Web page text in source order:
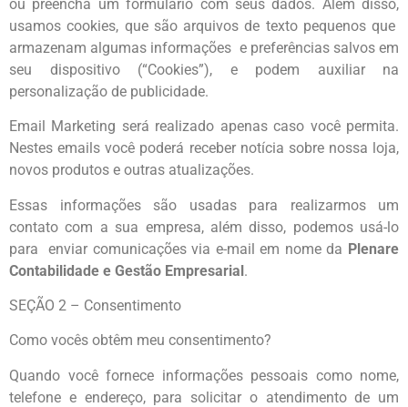
ou preencha um formulário com seus dados. Além disso,
usamos cookies, que são arquivos de texto pequenos que
armazenam algumas informações e preferências salvos em
seu dispositivo (“Cookies”), e podem auxiliar na
personalização de publicidade.
Email Marketing será realizado apenas caso você permita.
Nestes emails você poderá receber notícia sobre nossa loja,
novos produtos e outras atualizações.
Essas informações são usadas para realizarmos um
contato com a sua empresa, além disso, podemos usá-lo
para enviar comunicações via e-mail em nome da Plenare
Contabilidade e Gestão Empresarial.
SEÇÃO 2 – Consentimento
Como vocês obtêm meu consentimento?
Quando você fornece informações pessoais como nome,
telefone e endereço, para solicitar o atendimento de um